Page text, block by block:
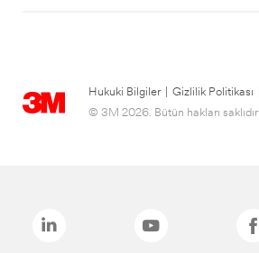
Hukuki Bilgiler Gizlilik Politikası
© 3M 2026. Bütün hakları saklıdır.